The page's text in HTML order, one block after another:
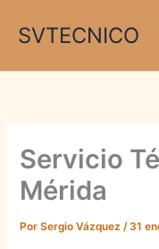
SVTECNICO
Servicio
Mérida
PorSergio Vázquez/31